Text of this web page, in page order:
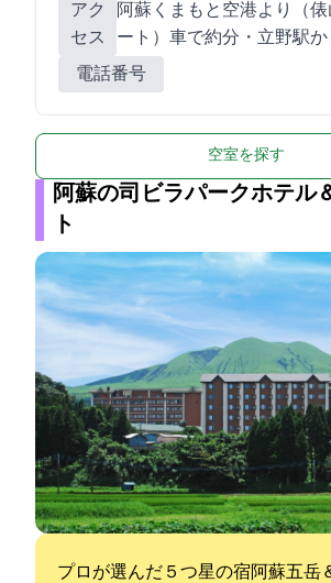
アク
セス
阿蘇くまもと空港より（
ート）車で約30分・JR立野駅か
電話番号
空室を探す
阿蘇の司ビラパークホテル
ト
(2010プロが選んだ５つ星の宿)阿蘇五